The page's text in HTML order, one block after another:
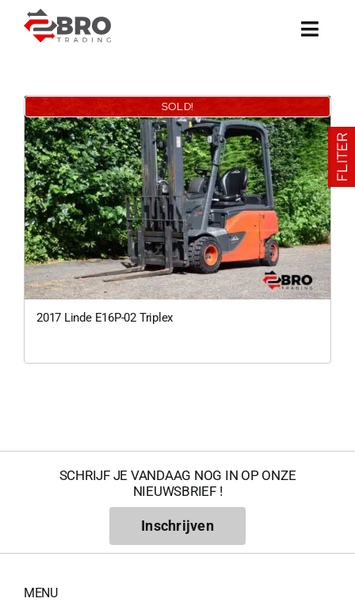
naar
inhoud
SOLD!
2017 Linde E16P-02 Triplex
SCHRIJF JE VANDAAG NOG IN OP ONZE
NIEUWSBRIEF !
Inschrijven
MENU
FLITER